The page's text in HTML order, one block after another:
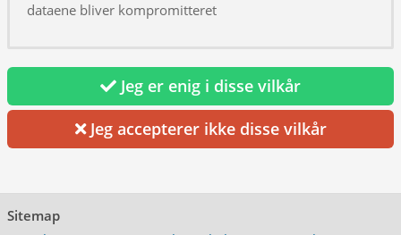
dataene bliver kompromitteret
Jeg er enig i disse vilkår
Jeg accepterer ikke disse vilkår
Sitemap